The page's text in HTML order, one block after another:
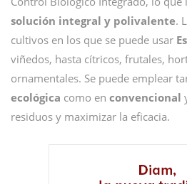
solución integral y polivalente.
cultivos en los que se puede usar
viñedos, hasta cítricos, frutales,
ornamentales. Se puede emplear
ecológica como en convencional
residuos y maximizar la eficacia.